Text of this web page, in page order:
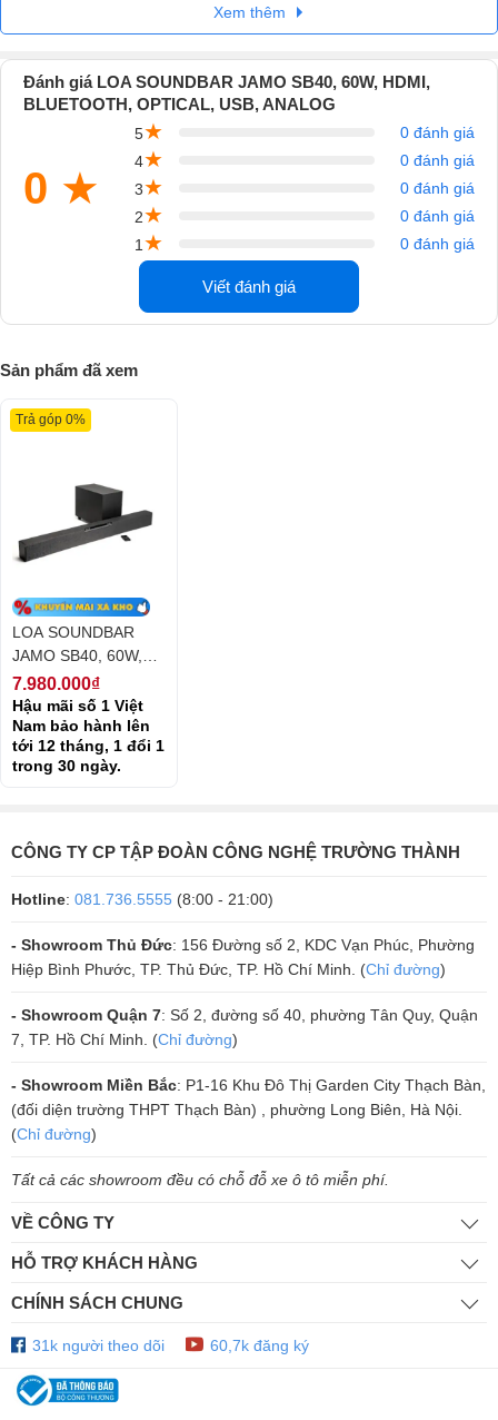
Thiết kế tiện dụng
loa là các nút điều khiển bố trí khá tinh tế
trên nền nhựa đen bóng ngoài ra còn đi kèm các phụ kiện gồm điều
giá treo loa nhằm mang lại sự tiện dụng cao nhất cho khách hàng.
Dễ dàng kết nối với Tivi
đỉnh cao.
Xem thêm
Đánh giá LOA SOUNDBAR JAMO SB40, 60W, HDMI,
BLUETOOTH, OPTICAL, USB, ANALOG
0 ★
5★
0 đánh giá
4★
0 đánh giá
3★
0 đánh giá
2★
0 đánh giá
1 ★ 0 đánh giá
Viết đánh giá
Sản phẩm đã xem
LOA SOUNDBAR
JAMO SB40, 60W,
HDMI, BLUETOOTH,
OPTICAL, USB,
ANALOG
Trả góp 0%
7.980.000₫
Hậu mãi số 1 Việt
Nam bảo hành lên
tới 12 tháng, 1 đổi 1
trong 30 ngày.
CÔNG TY CP TẬP ĐOÀN CÔNG NGHỆ TRƯỜNG THÀNH
Hotline: 081.736.5555 (8:00 - 21:00)
- Showroom Thủ Đức: 156 Đường số 2, KDC Vạn Phúc, Phường
Hiệp Bình Phước, TP. Thủ Đức, TP. Hồ Chí Minh. (Chỉ đường)
- Showroom Quận 7: Số 2, đường số 40, phường Tân Quy, Quận
7, TP. Hồ Chí Minh. (Chỉ đường)
- Showroom Miền Bắc: P1-16 Khu Đô Thị Garden City Thạch Bàn,
(đối diện trường THPT Thạch Bàn) , phường Long Biên, Hà Nội.
(Chỉ đường)
Tất cả các showroom đều có chỗ đỗ xe ô tô miễn phí.
VỀ CÔNG TY
HỖ TRỢ KHÁCH HÀNG
CHÍNH SÁCH CHUNG
31k người theo dõi 60,7k đăng ký